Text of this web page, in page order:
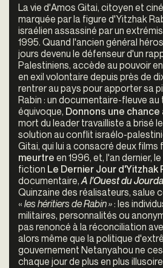
La vie d'Amos Gitai, citoyen et
marquée par la figure d'Yitzhak
israélien assassiné par un
1995. Quand l'ancien général
jours devenu le défenseur d'un
Palestiniens, accède au pouvoir
en exil volontaire depuis près de
rentrer au pays pour apporter sa
Rabin : un documentaire-fleuve au
équivoque, Donnons une chance
mort du leader travailliste a brisé
solution au conflit israélo-
Gitai, qui lui a consacré deux films
meurtre en 1996, et, l'an dernier,
fiction Le Dernier Jour d'Yitzhak
documentaire, A l'Ouest du
Quinzaine des réalisateurs, salue
« les héritiers de Rabin » : les
militaires, personnalités ou
pas renoncé à la réconciliation
alors même que la politique
gouvernement Netanyahou ne
chaque jour de plus en plus